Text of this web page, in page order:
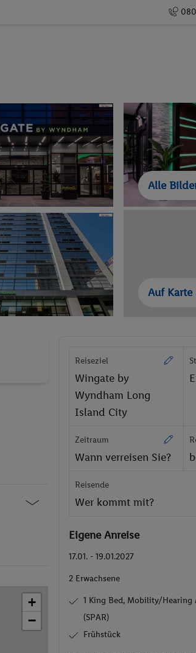
Alle
Auf Karte
+
−
Reiseziel
Wingate by
Wyndham Long
Island City
Zeitraum
Wann verreisen Sie?
Reisende
Wer kommt mit?
Eigene Anreise
17.01. - 19.01.2027
2 Erwachsene
1 King Bed, Mobility/Hearing
(SPAR)
Frühstück